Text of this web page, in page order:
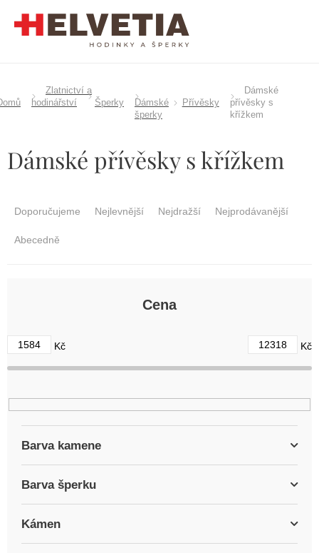
Zlatnictví a
hodinářství
Šperky
Dámské
šperky
Přívěsky
Dámské
přívěsky s
křížkem
Dámské přívěsky s křížkem
d
u
k
ů
Doporučujeme Nejlevnější Nejdražší Nejprodávanější
Abecedně
Cena
1584 Kč 12318 Kč
Barva kamene
Barva šperku
Kámen